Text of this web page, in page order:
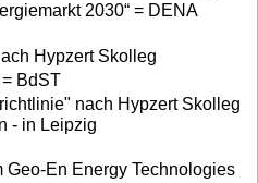
2030“ = DENA
Hypzert Skolleg
BdST
nach Hypzert Skolleg
- in Leipzig
Geo-En Energy Technologies